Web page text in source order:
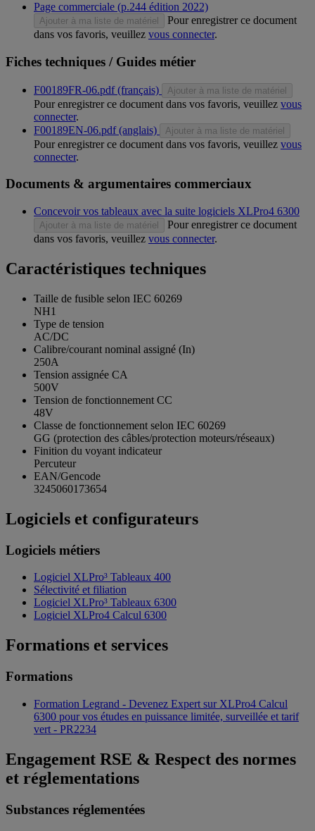
Page commerciale (p.244 édition 2022)
Ajouter à ma liste de matériel
Pour enregistrer ce document
dans vos favoris, veuillez vous connecter.
Fiches techniques / Guides métier
F00189FR-06.pdf (français) Ajouter à ma liste de matériel
Pour enregistrer ce document dans vos favoris, veuillez vous
connecter.
F00189EN-06.pdf (anglais)
Ajouter à ma liste de matériel
Pour enregistrer ce document dans vos favoris, veuillez vous
connecter.
Documents & argumentaires commerciaux
Concevoir vos tableaux avec la suite logiciels XLPro4 6300
Ajouter à ma liste de matériel
Pour enregistrer ce document
dans vos favoris, veuillez vous connecter.
Caractéristiques techniques
Taille de fusible selon IEC 60269
NH1
Type de tension
AC/DC
Calibre/courant nominal assigné (In)
250A
Tension assignée CA
500V
Tension de fonctionnement CC
48V
Classe de fonctionnement selon IEC 60269
GG (protection des câbles/protection moteurs/réseaux)
Finition du voyant indicateur
Percuteur
EAN/Gencode
3245060173654
Logiciels et configurateurs
Logiciels métiers
Logiciel XLPro³ Tableaux 400
Sélectivité et filiation
Logiciel XLPro³ Tableaux 6300
Logiciel XLPro4 Calcul 6300
Formations et services
Formations
Formation Legrand - Devenez Expert sur XLPro4 Calcul
6300 pour vos études en puissance limitée, surveillée et tarif
vert - PR2234
Engagement RSE & Respect des normes
et réglementations
Substances réglementées